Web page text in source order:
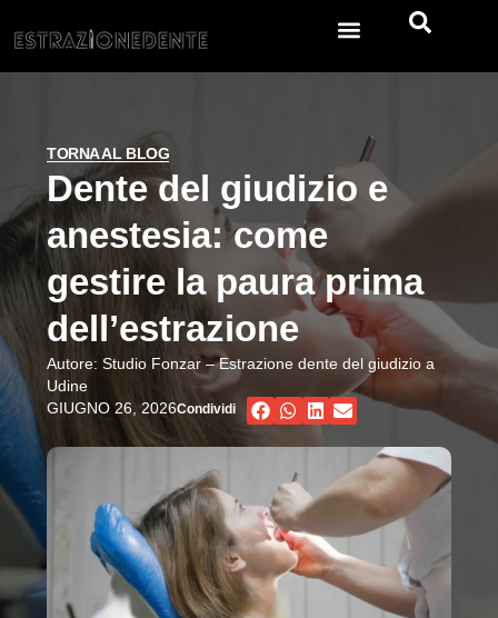
TORNA AL BLOG
Dente del giudizio e
anestesia: come
gestire la paura prima
dell’estrazione
Autore: Studio Fonzar – Estrazione dente del giudizio a
Udine
GIUGNO 26, 2026Condividi